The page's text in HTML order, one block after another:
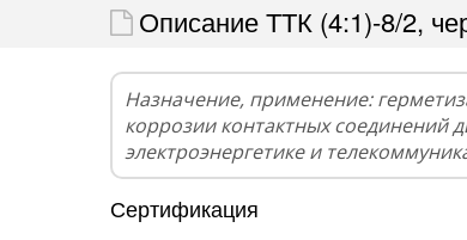
Описание ТТК (4:1)-8/2,
Назначение, применение:
коррозии контактных соединений
электроэнергетике и
Сертификация